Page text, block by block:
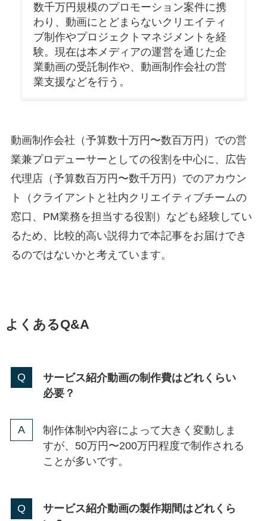
数千万円規模のプロモーション案件に携
わり、動画にとどまらないクリエイティ
ブ制作やプロジェクトマネジメントを経
験。現在は本メディアの運営を通じた企
業動画の受託制作や、動画制作会社の営
業支援などを行う。
動画制作会社（予算数十万円〜数百万円）での営
業兼プロデューサーとしての役割を中心に、広告
代理店（予算数百万円〜数千万円）でのアカウン
ト（クライアントと社内クリエイティブチームの
窓口、PM業務を担当する役割）なども経験してい
るため、比較的高い説得力で本記事をお届けでき
るのではないかと考えています。
よくあるQ&A
サービス紹介動画の制作費はどれくらい
必要？
制作体制や内容によって大きく変動しま
すが、50万円〜200万円程度で制作される
ことが多いです。
サービス紹介動画の製作期間はどれくら